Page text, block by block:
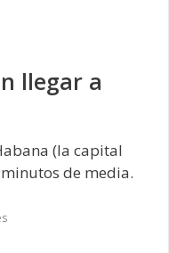
llegar a
(la capital
de media.